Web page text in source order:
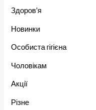
Здоров'я
Новинки
Особиста гігієна
Чоловікам
Акції
Різне